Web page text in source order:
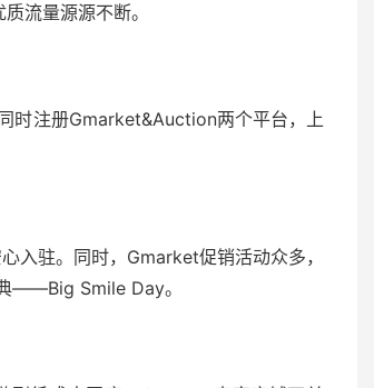
流量源源不断。
时注册Gmarket&Auction两个平台，上
入驻。同时，Gmarket促销活动众多，
——Big Smile Day。